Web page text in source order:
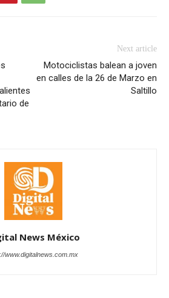
de
Next article
Motociclistas balean a joven
en calles de la 26 de Marzo en
Saltillo
News México
www.digitalnews.com.mx